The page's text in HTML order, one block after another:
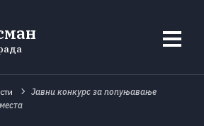
Јавни конкурс за попуњавање